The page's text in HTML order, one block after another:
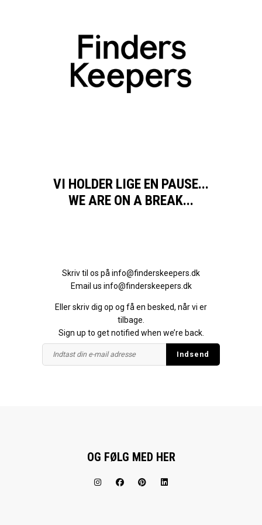
VI HOLDER LIGE EN PAUSE...
WE ARE ON A BREAK...
Skriv til os på info@finderskeepers.dk
Email us info@finderskeepers.dk
Eller skriv dig op og få en besked, når vi er
tilbage.
Sign up to get notified when we’re back.
OG FØLG MED HER